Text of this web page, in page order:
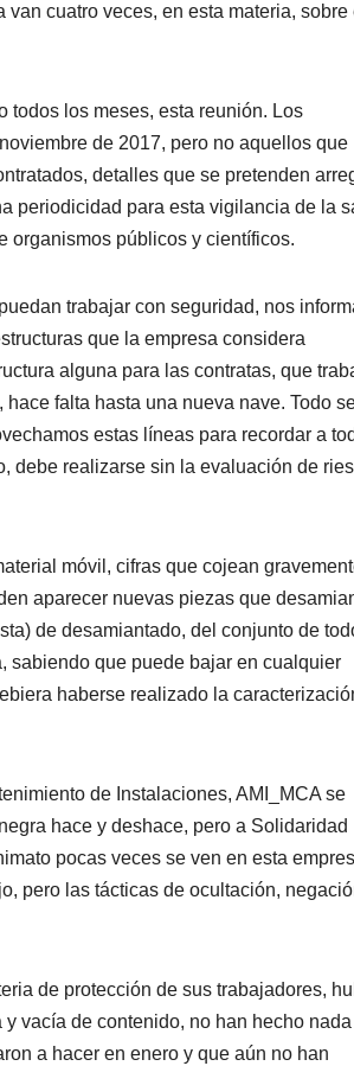
cuatro veces, en esta materia, sobre
todos los meses, esta reunión. Los
de 2017, pero no aquellos que
detalles que se pretenden
periodicidad para esta vigilancia de la
organismos públicos y científicos.
trabajar con seguridad, nos
que la empresa considera
alguna para las contratas, que
falta hasta una nueva nave. Todo
estas líneas para recordar a
debe realizarse sin la evaluación de
móvil, cifras que cojean
aparecer nuevas piezas que
de desamiantado, del conjunto de
sabiendo que puede bajar en cualquier
haberse realizado la
de Instalaciones, AMI_MCA se
hace y deshace, pero a Solidaridad
pocas veces se ven en esta
pero las tácticas de ocultación,
de protección de sus trabajadores,
vacía de contenido, no han hecho nada
a hacer en enero y que aún no han